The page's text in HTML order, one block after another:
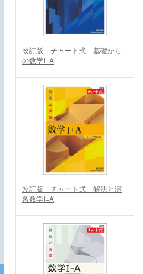
改訂版 チャート式 基礎から
の数学I+A
改訂版 チャート式 解法と演
習数学I+A